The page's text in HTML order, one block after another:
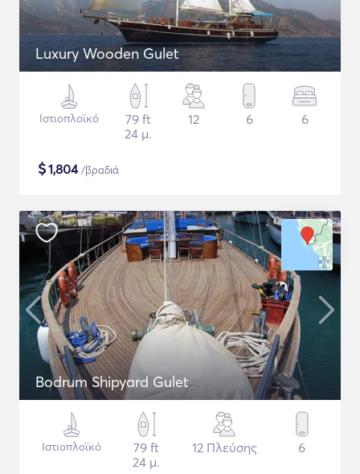
Luxury Wooden Gulet
Ιστιοπλοϊκό
79 ft
24 μ.
12 6 6
$1,804/βραδιά
Bodrum Shipyard Gulet
Ιστιοπλοϊκό
79 ft
24 μ.
12 Πλεύσης 6